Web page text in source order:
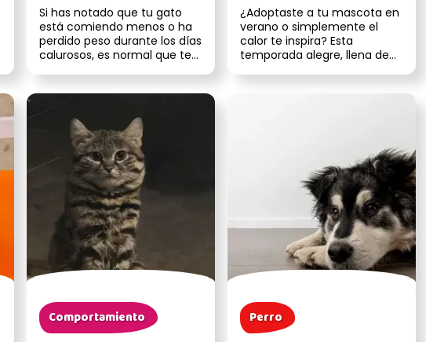
Si has notado que tu gato
está comiendo menos o ha
perdido peso durante los días
calurosos, es normal que te
¿Adoptaste a tu mascota en
verano o simplemente el
calor te inspira? Esta
temporada alegre, llena de
Comportamiento Perro